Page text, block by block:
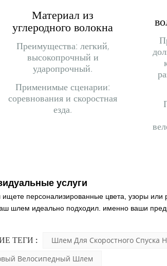
Материал из
углеродного волокна
Преимущества: легкий,
высокопрочный и
ударопрочный.
Применимые сценарии:
соревнования и скоростная
езда.
услуги
ищете персонализированные цвета, узоры
шлем идеально подходил. именно ваши
ТЕГИ : Шлем Для Скоростного Спуска
Велосипедный Шлем